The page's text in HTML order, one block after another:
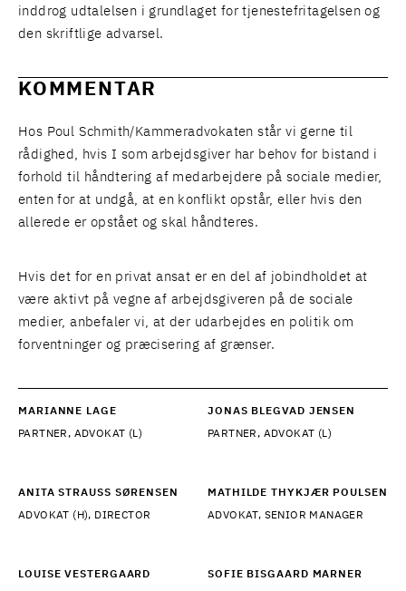
inddrog udtalelsen i grundlaget for tjenestefritagelsen og
den skriftlige advarsel.
KOMMENTAR
Hos Poul Schmith/Kammeradvokaten står vi gerne til
rådighed, hvis I som arbejdsgiver har behov for bistand i
forhold til håndtering af medarbejdere på sociale medier,
enten for at undgå, at en konflikt opstår, eller hvis den
allerede er opstået og skal håndteres.
Hvis det for en privat ansat er en del af jobindholdet at
være aktivt på vegne af arbejdsgiveren på de sociale
medier, anbefaler vi, at der udarbejdes en politik om
forventninger og præcisering af grænser.
MARIANNE LAGE
PARTNER, ADVOKAT (L)
JONAS BLEGVAD JENSEN
PARTNER, ADVOKAT (L)
ANITA STRAUSS SØRENSEN
ADVOKAT (H), DIRECTOR
MATHILDE THYKJÆR POULSEN
ADVOKAT, SENIOR MANAGER
LOUISE VESTERGAARD SOFIE BISGAARD MARNER